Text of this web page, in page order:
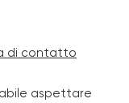
di contatto
aspettare